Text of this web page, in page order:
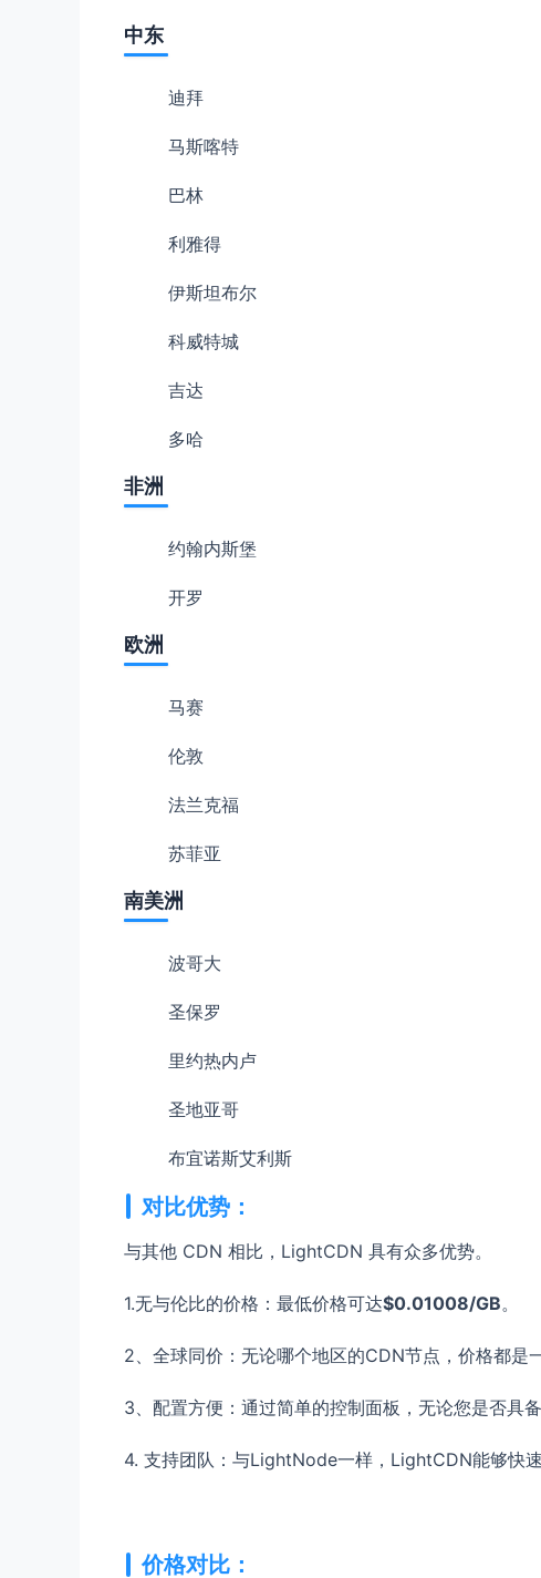
中东
迪拜
马斯喀特
巴林
利雅得
伊斯坦布尔
科威特城
吉达
多哈
非洲
约翰内斯堡
开罗
欧洲
马赛
伦敦
法兰克福
苏菲亚
南美洲
波哥大
圣保罗
里约热内卢
圣地亚哥
布宜诺斯艾利斯
对比优势：
与其他 CDN 相比，LightCDN 具有众多优势。
1.无与伦比的价格：最低价格可达$0.01008/GB。
2、全球同价：无论哪个地区的CDN节点，价格都是
3、配置方便：通过简单的控制面板，无论您是否具
4. 支持团队：与LightNode一样，LightCDN能够快速
价格对比：